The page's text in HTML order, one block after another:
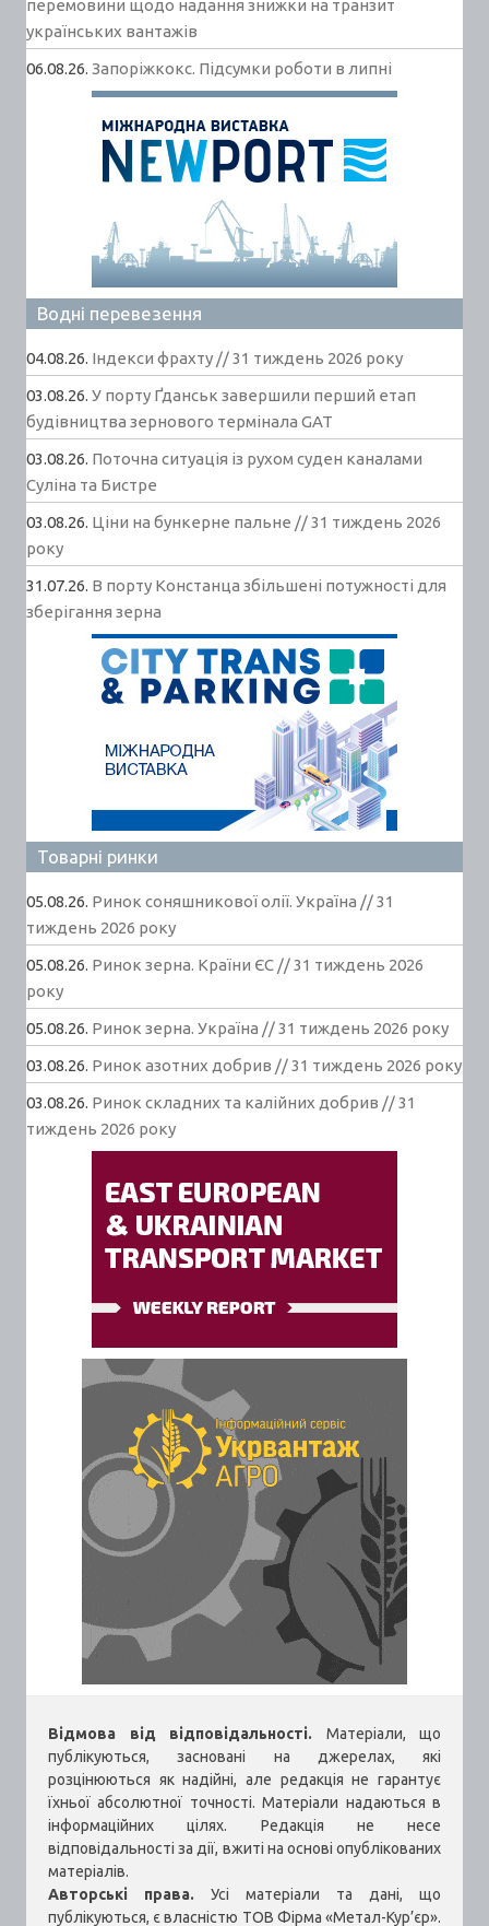
перемовини щодо надання знижки на транзит
українських вантажів
06.08.26. Запоріжкокс. Підсумки роботи в липні
Водні перевезення
04.08.26. Індекси фрахту // 31 тиждень 2026 року
03.08.26. У порту Ґданськ завершили перший етап
будівництва зернового термінала GAT
03.08.26. Поточна ситуація із рухом суден каналами
Суліна та Бистре
03.08.26. Ціни на бункерне пальне // 31 тиждень 2026
року
31.07.26. В порту Констанца збільшені потужності для
зберігання зерна
Товарні ринки
05.08.26. Ринок соняшникової олії. Україна // 31
тиждень 2026 року
05.08.26. Ринок зерна. Країни ЄС // 31 тиждень 2026
року
05.08.26. Ринок зерна. Україна // 31 тиждень 2026 року
03.08.26. Ринок азотних добрив // 31 тиждень 2026 року
03.08.26. Ринок складних та калійних добрив // 31
тиждень 2026 року
Відмова від відповідальності. Матеріали, що
публікуються, засновані на джерелах, які
розцінюються як надійні, але редакція не гарантує
їхньої абсолютної точності. Матеріали надаються в
інформаційних цілях. Редакція не несе
відповідальності за дії, вжиті на основі опублікованих
матеріалів.
Авторські права. Усі матеріали та дані, що
публікуються, є власністю ТОВ Фірма «Метал-Кур’єр».